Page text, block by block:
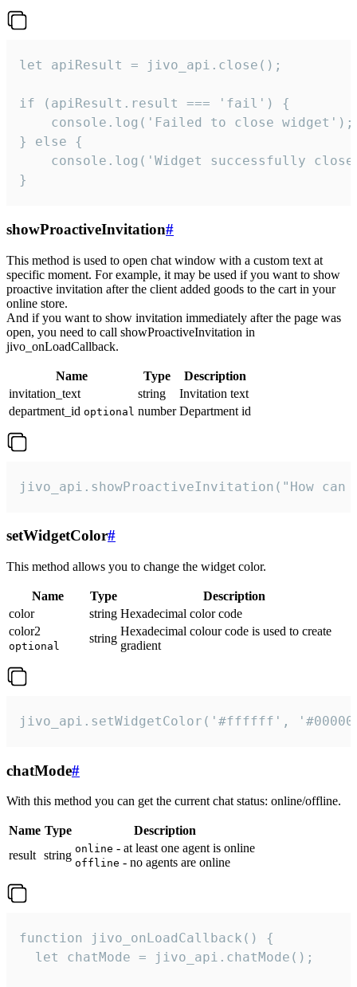
let apiResult = jivo_api.close();
if (apiResult.result === 'fail') {
    console.log('Failed to close widget');
} else {
console.log('Widget successfully
}
showProactiveInvitation#
This method is used to open chat window with a custom text at
specific moment. For example, it may be used if you want to show
proactive invitation after the client added goods to the cart in your
online store.
And if you want to show invitation immediately after the page was
open, you need to call showProactiveInvitation in
jivo_onLoadCallback.
Name Type
Description
invitation_text
string
Invitation text
department_id optional number Department id
jivo_api.showProactiveInvitation("How
setWidgetColor#
This method allows you to change the widget color.
Name Type
Description
color
string Hexadecimal color code
color2
optional
string
Hexadecimal colour code is used to create
gradient
jivo_api.setWidgetColor('#ffffff',
chatMode#
With this method you can get the current chat status: online/offline.
Name Type
Description
result string online - at least one agent is online
offline - no agents are online
function jivo_onLoadCallback() {
  let chatMode = jivo_api.chatMode();